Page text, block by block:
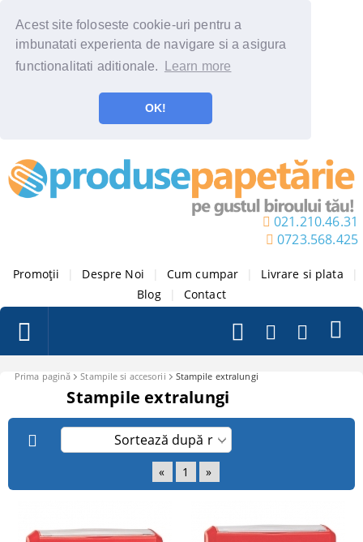
Acest site foloseste cookie-uri pentru a
imbunatati experienta de navigare si a asigura
functionalitati aditionale.
Learn more
OK!
021.210.46.31
0723.568.425
Promoții Despre Noi Cum cumpar Livrare si plata
Blog
Contact
Prima pagină Stampile si accesorii Stampile extralungi
Stampile extralungi
« 1 »